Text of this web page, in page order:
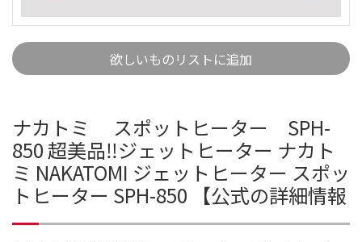
欲しいものリストに追加
ナカトミ スポットヒーター SPH-
850 超美品‼️ジェットヒーター ナカト
ミ NAKATOMI ジェットヒーター スポッ
トヒーター SPH-850 【公式の詳細情報